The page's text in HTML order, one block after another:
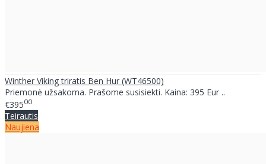
Winther Viking triratis Ben Hur (WT46500)
Priemonė užsakoma. Prašome susisiekti. Kaina: 395 Eur ..
€39500
Teirautis
Naujiena